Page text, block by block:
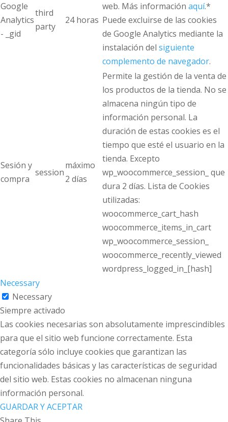
Google
Analytics
- _gid
third
party
24 horas
web. Más información aquí.*
Puede excluirse de las cookies
de Google Analytics mediante la
instalación del siguiente
complemento de navegador.
Sesión y
compra
session
máximo
2 días
Permite la gestión de la venta de
los productos de la tienda. No se
almacena ningún tipo de
información personal. La
duración de estas cookies es el
tiempo que esté el usuario en la
tienda. Excepto
wp_woocommerce_session_ que
dura 2 días. Lista de Cookies
utilizadas:
woocommerce_cart_hash
woocommerce_items_in_cart
wp_woocommerce_session_
woocommerce_recently_viewed
wordpress_logged_in_[hash]
Necessary
Necessary
Siempre activado
Las cookies necesarias son absolutamente imprescindibles
para que el sitio web funcione correctamente. Esta
categoría sólo incluye cookies que garantizan las
funcionalidades básicas y las características de seguridad
del sitio web. Estas cookies no almacenan ninguna
información personal.
GUARDAR Y ACEPTAR